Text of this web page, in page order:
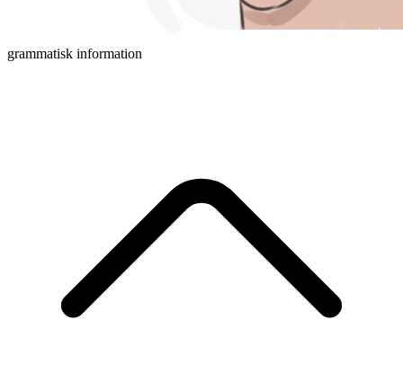
grammatisk information